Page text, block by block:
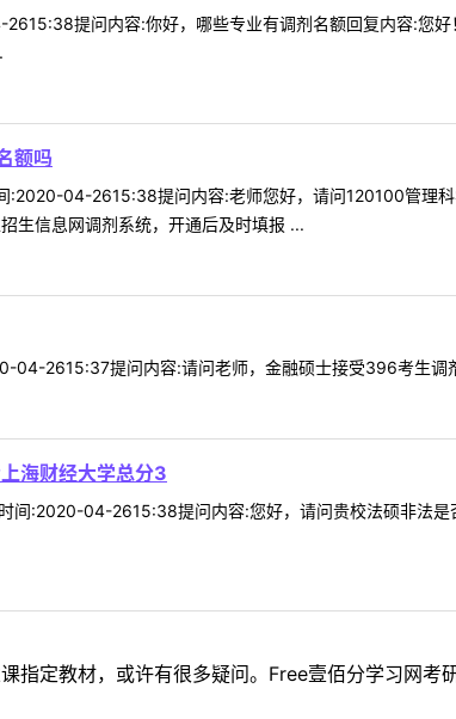
提问内容:你好，哪些专业有调剂名额回复内容:您
额吗
04-2615:38提问内容:老师您好，请问120100管理
生信息网调剂系统，开通后及时填报 ...
2615:37提问内容:请问老师，金融硕士接受396考生调
海财经大学总分3
:2020-04-2615:38提问内容:您好，请问贵校法硕非法
指定教材，或许有很多疑问。Free壹佰分学习网